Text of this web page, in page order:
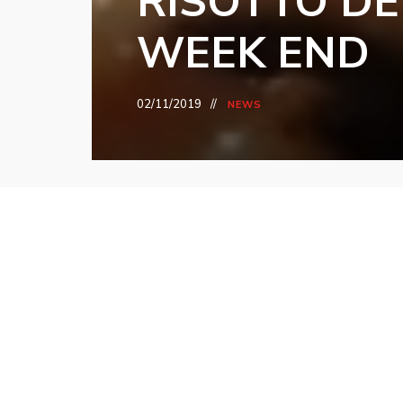
WEEK END
02/11/2019 NEWS